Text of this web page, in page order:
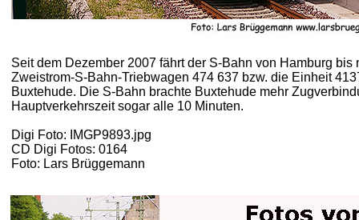
Seit dem Dezember 2007 fährt der S-Bahn von Hamburg
Zweistrom-S-Bahn-Triebwagen 474 637 bzw. die Einheit
Buxtehude. Die S-Bahn brachte Buxtehude mehr
Hauptverkehrszeit sogar alle 10 Minuten.
Digi Foto: IMGP9893.jpg
CD Digi Fotos: 0164
Foto: Lars Brüggemann